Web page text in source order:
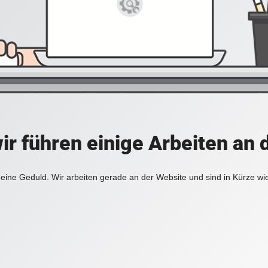
führen einige Arbeiten an
Geduld. Wir arbeiten gerade an der Website und sind in Kürze